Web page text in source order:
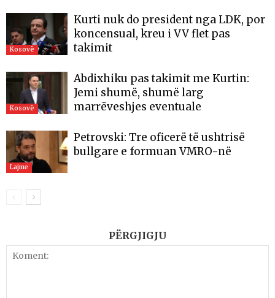
Kosovë
Kurti nuk do president nga LDK, por
koncensual, kreu i VV flet pas
takimit
Kosovë
Abdixhiku pas takimit me Kurtin:
Jemi shumë, shumë larg
marrëveshjes eventuale
Lajme
Petrovski: Tre oficerë të ushtrisë
bullgare e formuan VMRO-në
PËRGJIGJU